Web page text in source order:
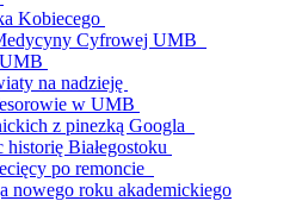
Kobiecego
Cyfrowej UMB
na nadzieję
w UMB
z pinezką Googla
historię Białegostoku
po remoncie
nowego roku akademickiego